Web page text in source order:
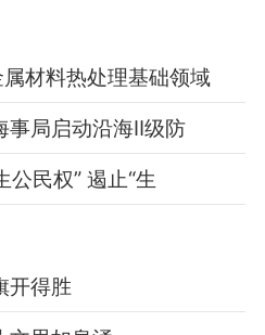
材料热处理基础领域
事局启动沿海Ⅱ级防
民权” 遏止“生
开得胜